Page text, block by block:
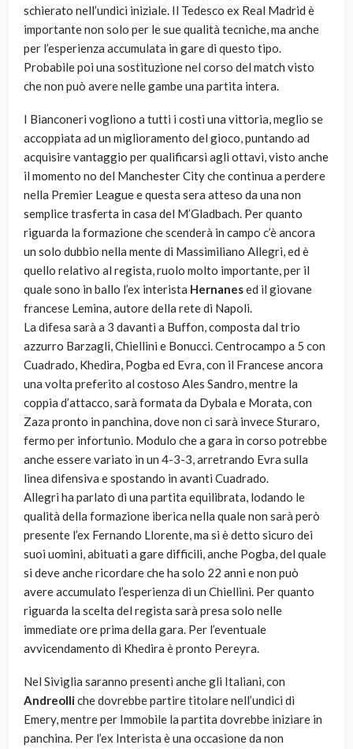
schierato nell’undici iniziale. Il Tedesco ex Real Madrid è
importante non solo per le sue qualità tecniche, ma anche
per l’esperienza accumulata in gare di questo tipo.
Probabile poi una sostituzione nel corso del match visto
che non può avere nelle gambe una partita intera.
I Bianconeri vogliono a tutti i costi una vittoria, meglio se
accoppiata ad un miglioramento del gioco, puntando ad
acquisire vantaggio per qualificarsi agli ottavi, visto anche
il momento no del Manchester City che continua a perdere
nella Premier League e questa sera atteso da una non
semplice trasferta in casa del M’Gladbach. Per quanto
riguarda la formazione che scenderà in campo c’è ancora
un solo dubbio nella mente di Massimiliano Allegri, ed è
quello relativo al regista, ruolo molto importante, per il
quale sono in ballo l’ex interista Hernanesed il giovane
francese Lemina, autore della rete di Napoli.
La difesa sarà a 3 davanti a Buffon, composta dal trio
azzurro Barzagli, Chiellini e Bonucci. Centrocampo a 5 con
Cuadrado, Khedira, Pogba ed Evra, con il Francese ancora
una volta preferito al costoso Ales Sandro, mentre la
coppia d’attacco, sarà formata da Dybala e Morata, con
Zaza pronto in panchina, dove non ci sarà invece Sturaro,
fermo per infortunio. Modulo che a gara in corso potrebbe
anche essere variato in un 4-3-3, arretrando Evra sulla
linea difensiva e spostando in avanti Cuadrado.
Allegri ha parlato di una partita equilibrata, lodando le
qualità della formazione iberica nella quale non sarà però
presente l’ex Fernando Llorente, ma si è detto sicuro dei
suoi uomini, abituati a gare difficili, anche Pogba, del quale
si deve anche ricordare che ha solo 22 anni e non può
avere accumulato l’esperienza di un Chiellini. Per quanto
riguarda la scelta del regista sarà presa solo nelle
immediate ore prima della gara. Per l’eventuale
avvicendamento di Khedira è pronto Pereyra.
Nel Siviglia saranno presenti anche gli Italiani, con
Andreolliche dovrebbe partire titolare nell’undici di
Emery, mentre per Immobile la partita dovrebbe iniziare in
panchina. Per l’ex Interista è una occasione da non